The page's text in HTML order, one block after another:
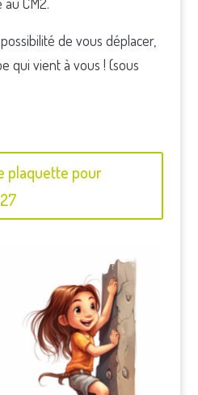
de vous déplacer,
qui vient à vous ! (sous
plaquette pour